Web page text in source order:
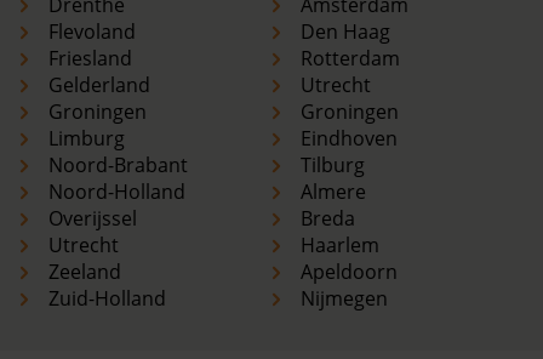
Flevoland
Friesland
Gelderland
Groningen
Limburg
Noord-Brabant
Noord-Holland
Overijssel
Utrecht
Zeeland
Zuid-Holland
Den Haag
Rotterdam
Utrecht
Groningen
Eindhoven
Tilburg
Almere
Breda
Haarlem
Apeldoorn
Nijmegen